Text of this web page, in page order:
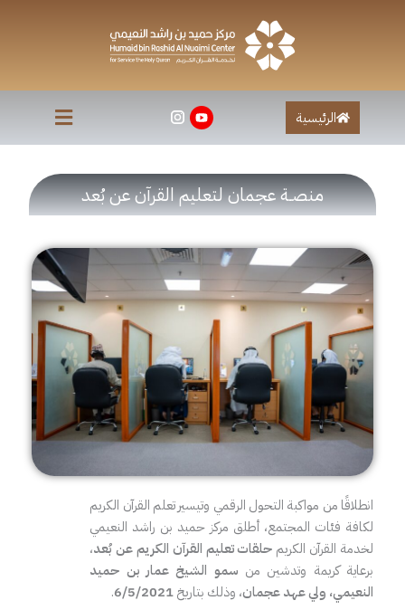
الرئيسية
منصـة عجمان لتعليم القرآن عن بُعد
انطلاقًا من مواكبة التحول الرقمي وتيسير تعلم القرآن الكريم
لكافة فئات المجتمع، أطلق مركز حميد بن راشد النعيمي
لخدمة القرآن الكريم حلقات تعليم القرآن الكريم عن بُعد،
برعاية كريمة وتدشين من سمو الشيخ عمار بن حميد
النعيمي، ولي عهد عجمان، وذلك بتاريخ6/5/2021
.